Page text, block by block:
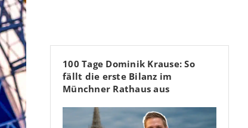
100 Tage Dominik Krause: So
fällt die erste Bilanz im
Münchner Rathaus aus